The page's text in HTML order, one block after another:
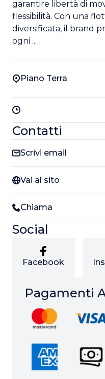
garantire libertà di
flessibilità. Con una
diversificata, il brand
ogni ...
Piano Terra
Contatti
Scrivi email
Vai al sito
Chiama
Social
Facebook
Pagamenti